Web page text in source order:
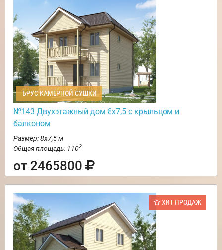
БРУС КАМЕРНОЙ СУШКИ
№143 Двухэтажный дом 8х7,5 с крыльцом и
балконом
Размер: 8х7,5 м
Общая площадь: 1102
от 2465800
ХИТ ПРОДАЖ